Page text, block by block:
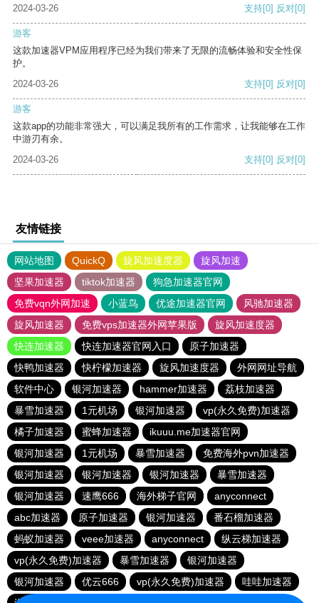
2024-03-26 支持[0] 反对[0]
游客
这款加速器VPM应用程序已经为我们带来了无限的流畅体验和安全性保
护。
2024-03-26
支持[0] 反对[0]
游客
这款app的功能非常强大，可以满足我所有的工作需求，让我能够在工作
中游刃有余。
2024-03-26
支持[0] 反对[0]
友情链接
网站地图 QuickQ 旋风加速度器
旋风加速
坚果加速器
tiktok加速器
狗急加速器官网
免费vqn外网加速
小蓝鸟 优途加速器官网
风驰加速器
旋风加速器
免费vps加速器外网苹果版
旋风加速度器
快连加速器
快连加速器官网入口
原子加速器
快鸭加速器
快柠檬加速器 旋风加速度器
外网网址导航
软件中心
银河加速器 hammer加速器
荔枝加速器
暴雪加速器
1元机场 银河加速器
vp(永久免费)加速器
橘子加速器
蜜蜂加速器
ikuuu.me加速器官网
银河加速器
1元机场 暴雪加速器
免费海外pvn加速器
银河加速器
银河加速器 银河加速器
暴雪加速器
银河加速器
速鹰666 海外梯子官网
anyconnect
abc加速器
原子加速器 银河加速器
番石榴加速器
蚂蚁加速器
veee加速器 anyconnect
纵云梯加速器
vp(永久免费)加速器
暴雪加速器
银河加速器
银河加速器
优云666 vp(永久免费)加速器
哇哇加速器